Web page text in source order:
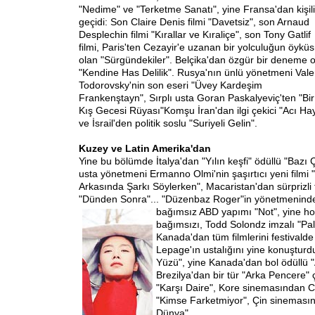
"Nedime" ve "Terketme Sanatı", yine Fransa'dan
geçidi: Son Claire Denis filmi "Davetsiz", son Arnaud
Desplechin filmi "Kırallar ve Kıraliçe", son Tony Gatlif
filmi, Paris'ten Cezayir'e uzanan bir yolculuğun
olan "Sürgündekiler". Belçika'dan özgür bir deneme
"Kendine Has Delilik". Rusya'nın ünlü yönetmeni
Todorovsky'nin son eseri "Üvey Kardeşim
Frankenştayn", Sırplı usta Goran Paskalyeviç'ten "Bir
Kış Gecesi Rüyası"Komşu İran'dan ilgi çekici "Acı
ve İsrail'den politik soslu "Suriyeli Gelin".
Kuzey ve Latin Amerika'dan
Yine bu bölümde İtalya'dan "Yılın keşfi" ödüllü "Bazı
usta yönetmeni Ermanno Olmi'nin şaşırtıcı yeni filmi
Arkasında Şarkı Söylerken", Macaristan'dan
"Dünden Sonra"... "Düzenbaz Roger"in
bağımsız ABD yapımı "Not", yine
bağımsızı, Todd Solondz imzalı
Kanada'dan tüm filmlerini
Lepage'ın ustalığını yine
Yüzü", yine Kanada'dan bol ödüllü
Brezilya'dan bir tür "Arka Pencere"
"Karşı Daire", Kore sinemasından
"Kimse Farketmiyor", Çin